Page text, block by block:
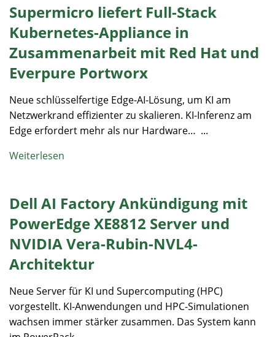
Supermicro liefert Full-Stack
Kubernetes-Appliance in
Zusammenarbeit mit Red Hat und
Everpure Portworx
Neue schlüsselfertige Edge-AI-Lösung, um KI am
Netzwerkrand effizienter zu skalieren. KI-Inferenz am
Edge erfordert mehr als nur Hardware… ...
Weiterlesen
Dell AI Factory Ankündigung mit
PowerEdge XE8812 Server und
NVIDIA Vera-Rubin-NVL4-
Architektur
Neue Server für KI und Supercomputing (HPC)
vorgestellt. KI-Anwendungen und HPC-Simulationen
wachsen immer stärker zusammen. Das System kann